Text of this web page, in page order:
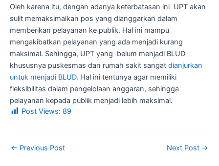
Oleh karena itu, dengan adanya keterbatasan ini UPT akan
sulit memaksimalkan pos yang dianggarkan dalam
memberikan pelayanan ke publik. Hal ini mampu
mengakibatkan pelayanan yang ada menjadi kurang
maksimal. Sehingga, UPT yang belum menjadi BLUD
khususnya puskesmas dan rumah sakit sangat dianjurkan
untuk menjadi BLUD. Hal ini tentunya agar memiliki
fleksibilitas dalam pengelolaan anggaran, sehingga
pelayanan kepada publik menjadi lebih maksimal.
Post Views: 89
← Previous Post Next Post →